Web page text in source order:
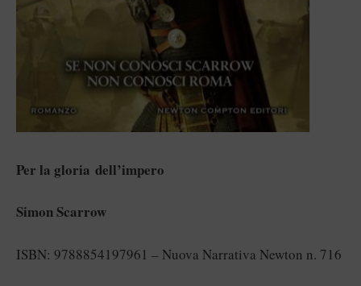
Per la gloria dell’impero
Simon Scarrow
ISBN: 9788854197961 – Nuova Narrativa Newton n. 716